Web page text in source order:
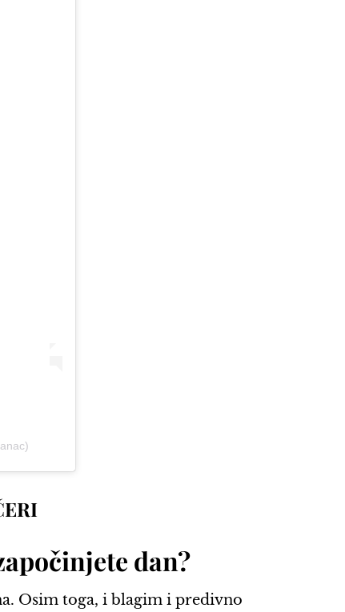
dan?
Osim toga, i blagim i predivno